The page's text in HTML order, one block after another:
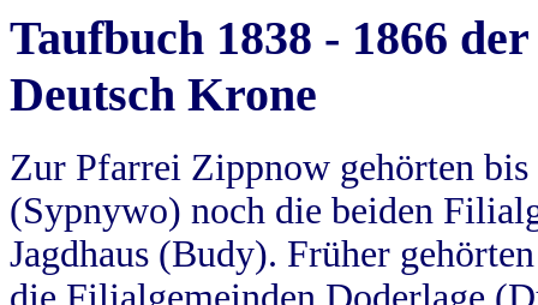
Taufbuch 1838 - 1866
Deutsch Krone
Zur Pfarrei Zippnow gehörten
(Sypnywo) noch die beiden
Jagdhaus (Budy). Früher